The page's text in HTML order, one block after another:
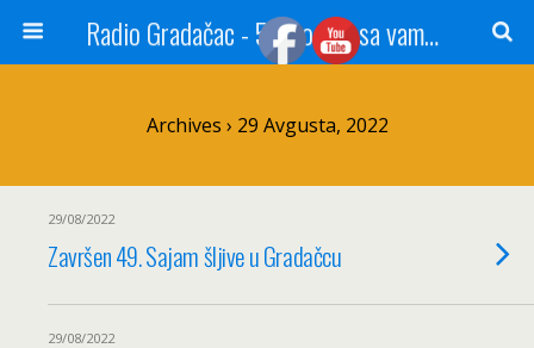
Radio Gradačac - 56 godina sa vama...
Archives › 29 Avgusta, 2022
29/08/2022
Završen 49. Sajam šljive u Gradačcu
29/08/2022